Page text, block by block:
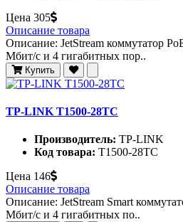
Цена 305
Описание товара
Описание: JetStream коммутатор
Мбит/с и 4 гигабитных пор..
Купить
TP-LINK T1500-28TC
Производитель: TP-LINK
Код товара: T1500-28TC
Цена 146
Описание товара
Описание: JetStream Smart
Мбит/с и 4 гигабитных по..